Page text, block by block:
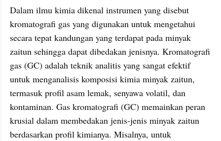
Dalam ilmu kimia dikenal instrumen yang disebut
kromatografi gas yang digunakan untuk mengetahui
secara tepat kandungan yang terdapat pada minyak
zaitun sehingga dapat dibedakan jenisnya. Kromatografi
gas (GC) adalah teknik analitis yang sangat efektif
untuk menganalisis komposisi kimia minyak zaitun,
termasuk profil asam lemak, senyawa volatil, dan
kontaminan. Gas kromatografi (GC) memainkan peran
krusial dalam membedakan jenis-jenis minyak zaitun
berdasarkan profil kimianya. Misalnya, untuk